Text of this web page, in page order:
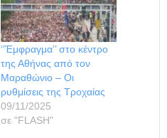
‘’Έμφραγμα’’ στο κέντρο
της Αθήνας από τον
Μαραθώνιο – Οι
ρυθμίσεις της Τροχαίας
09/11/2025
σε "FLASH"